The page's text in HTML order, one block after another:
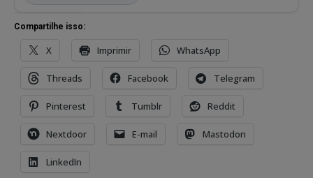
Compartilhe isso:
X Imprimir WhatsApp
Threads Facebook Telegram
Pinterest Tumblr Reddit
Nextdoor E-mail Mastodon
LinkedIn